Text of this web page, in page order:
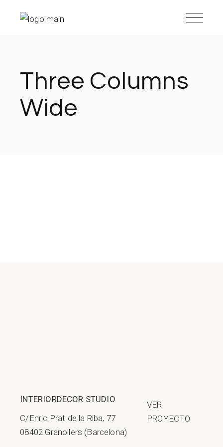
Three Columns
Wide
INTERIORDECOR STUDIO
C/Enric Prat de la Riba, 77
08402 Granollers (Barcelona)
VER
PROYECTO